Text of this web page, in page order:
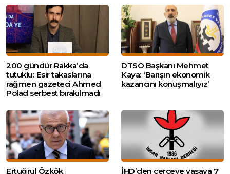
200 gündür Rakka’da
tutuklu: Esir takaslarına
rağmen gazeteci Ahmed
Polad serbest bırakılmadı
DTSO Başkanı Mehmet
Kaya: ‘Barışın ekonomik
kazancını konuşmalıyız’
Ertuğrul Özkök
İHD’den çerçeve yasaya 7